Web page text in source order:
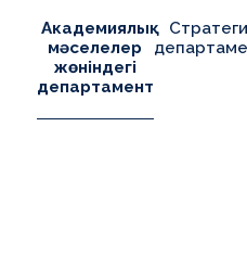
Академиялық
мәселелер
жөніндегі
департамент